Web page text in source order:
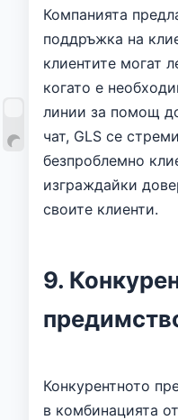
Компанията
поддръжка на
клиентите могат
когато е
линии за помощ
чат, GLS се
безпроблемно
изграждайки
своите клиенти.
9.
Конкурентното
в комбинацията